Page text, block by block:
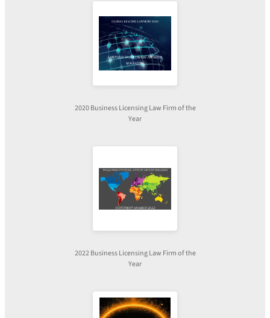
2020 Business Licensing Law Firm of the
Year
2022 Business Licensing Law Firm of the
Year